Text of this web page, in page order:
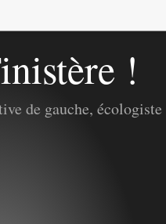
!
de gauche, écologiste